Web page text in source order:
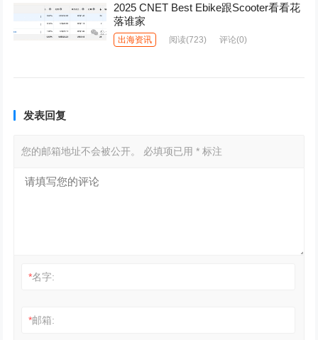
2025 CNET Best Ebike跟Scooter看看花
落谁家
出海资讯 阅读(723) 评论(0)
发表回复
您的邮箱地址不会被公开。 必填项已用* 标注
*名字:
*邮箱: